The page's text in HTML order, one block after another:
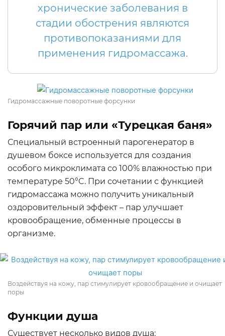
хронические заболевания в
стадии обострения являются
противопоказаниями для
применения гидромассажа.
Гидромассажные поворотные форсунки
Горячий пар или «Турецкая баня»
Специальный встроенный парогенератор в
душевом боксе используется для создания
особого микроклимата со 100% влажностью при
температуре 50°C. При сочетании с функцией
гидромассажа можно получить уникальный
оздоровительный эффект – пар улучшает
кровообращение, обменные процессы в
организме.
Воздействуя на кожу, пар стимулирует кровообращение и очищает
поры
Функции душа
Существует несколько видов душа: